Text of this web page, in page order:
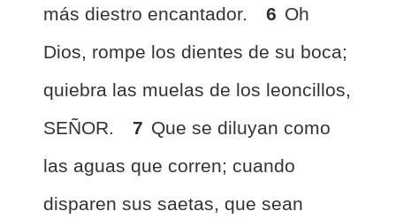
más diestro encantador.
6 Oh
Dios, rompe los dientes de su boca;
quiebra las muelas de los leoncillos,
SEÑOR.
7 Que se diluyan como
las aguas que corren; cuando
disparen sus saetas, que sean